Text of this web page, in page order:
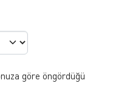
göre öngördüğü